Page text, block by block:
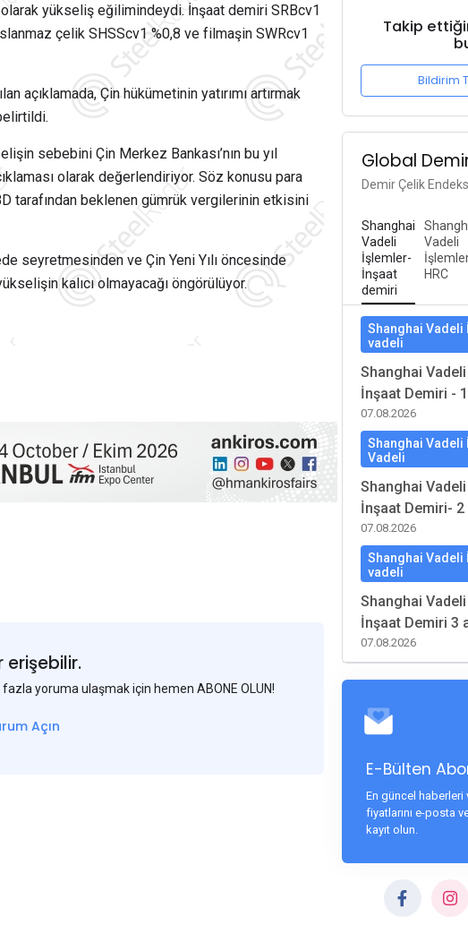
yükseliş eğilimindeydi. İnşaat demiri SRBcv1
çelik SHSScv1 %0,8 ve filmaşin SWRcv1
açıklamada, Çin hükümetinin yatırımı artırmak
sebebini Çin Merkez Bankası’nın bu yıl
olarak değerlendiriyor. Söz konusu para
tarafından beklenen gümrük vergilerinin etkisini
seyretmesinden ve Çin Yeni Yılı öncesinde
kalıcı olmayacağı öngörülüyor.
yoruma ulaşmak için hemen ABONE OLUN!
Açın
Takip
Bildirim
Global
Demir Çelik
Shanghai
Vadeli
İşlemler-
İnşaat
demiri
Vadeli
HRC
Shanghai Vadeli
vadeli
Shanghai
İnşaat Demiri -
07.08.2026
Shanghai Vadeli
Vadeli
Shanghai
İnşaat Demiri- 2
07.08.2026
Shanghai Vadeli
vadeli
Shanghai
İnşaat Demiri 3
07.08.2026
E-Bülten
En güncel
fiyatlarını e-posta
kayıt olun.